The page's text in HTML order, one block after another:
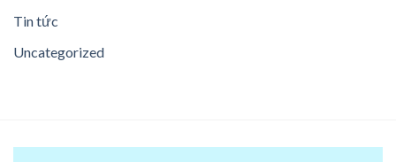
Tin tức
Uncategorized